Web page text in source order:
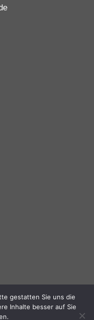
gestatten Sie uns die
Inhalte besser auf Sie